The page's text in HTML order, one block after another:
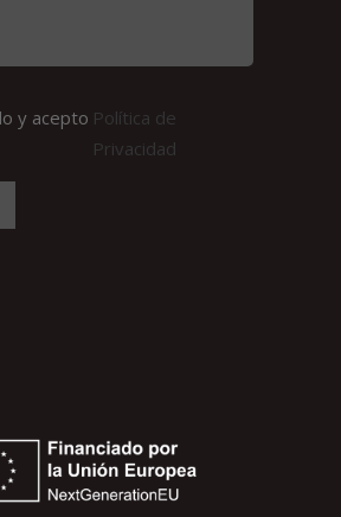
y acepto Política de
Privacidad